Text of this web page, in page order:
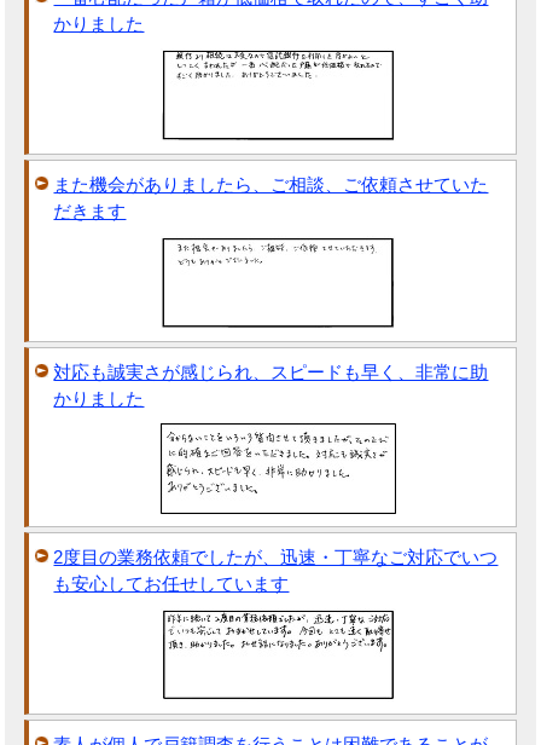
かりました
また機会がありましたら、ご相談、ご依頼させていた
だきます
対応も誠実さが感じられ、スピードも早く、非常に助
かりました
2度目の業務依頼でしたが、迅速・丁寧なご対応でいつ
も安心してお任せしています